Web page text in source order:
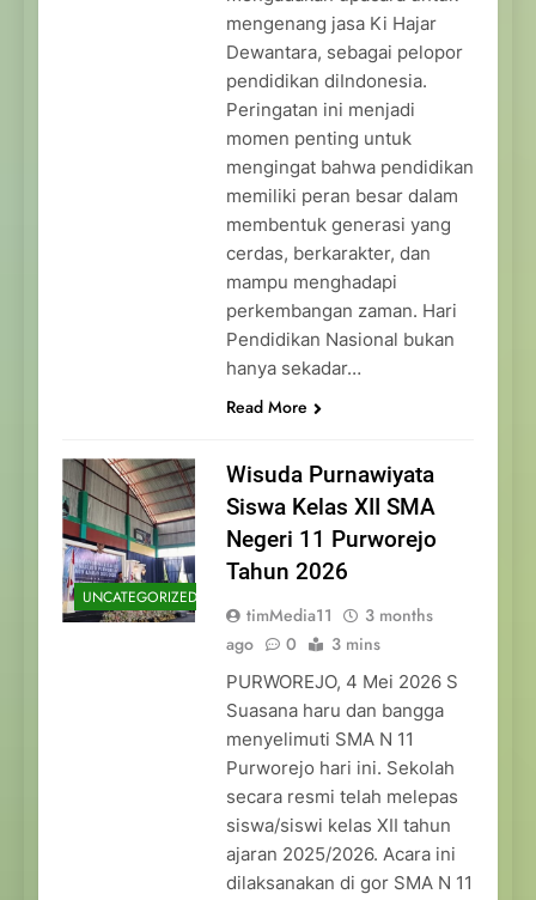
mengenang jasa Ki Hajar
Dewantara, sebagai pelopor
pendidikan diIndonesia.
Peringatan ini menjadi
momen penting untuk
mengingat bahwa pendidikan
memiliki peran besar dalam
membentuk generasi yang
cerdas, berkarakter, dan
mampu menghadapi
perkembangan zaman. Hari
Pendidikan Nasional bukan
hanya sekadar…
Read More
UNCATEGORIZED
Wisuda Purnawiyata
Siswa Kelas XII SMA
Negeri 11 Purworejo
Tahun 2026
timMedia11
3 months
ago
0 3 mins
PURWOREJO, 4 Mei 2026 S
Suasana haru dan bangga
menyelimuti SMA N 11
Purworejo hari ini. Sekolah
secara resmi telah melepas
siswa/siswi kelas XII tahun
ajaran 2025/2026. Acara ini
dilaksanakan di gor SMA N 11